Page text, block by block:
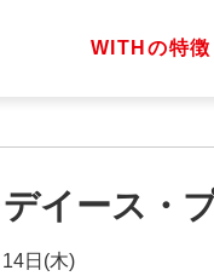
WITHの特徴
イース・
日(木)